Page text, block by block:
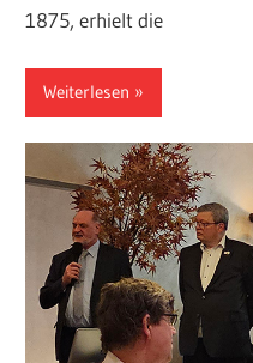
1875, erhielt die
Weiterlesen